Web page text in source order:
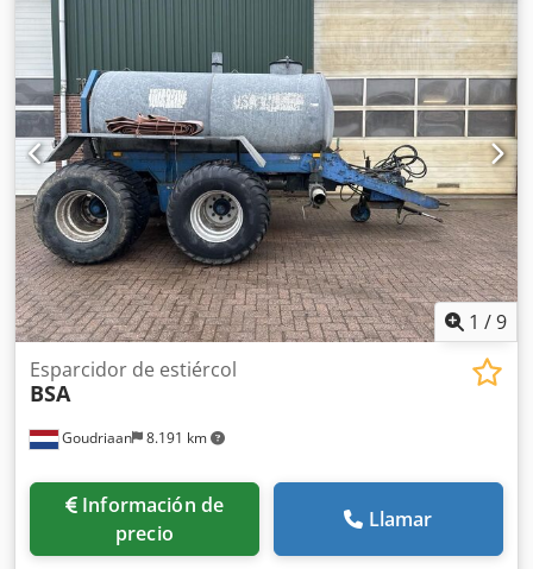
1 /9
Goudriaan 8.191 km
Esparcidor de estiércol
BSA
Información de
precio
Llamar